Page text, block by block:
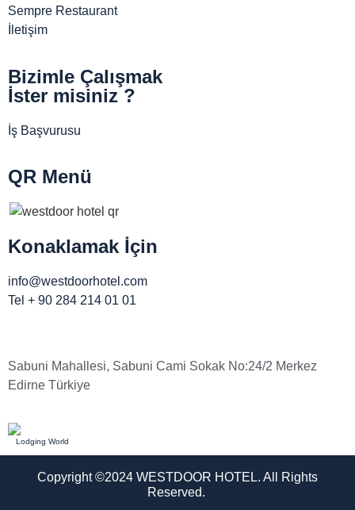
Sempre Restaurant
İletişim
Bizimle Çalışmak
İster misiniz ?
İş Başvurusu
QR Menü
Konaklamak İçin
info@westdoorhotel.com
Tel + 90 284 214 01 01
Sabuni Mahallesi, Sabuni Cami Sokak No:24/2 Merkez
Edirne Türkiye
Lodging World
Copyright ©2024 WESTDOOR HOTEL. All Rights
Reserved.